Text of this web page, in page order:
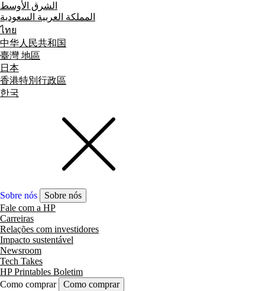
الشرق الأوسط
المملكة العربية السعودية
ไทย
中华人民共和国
臺灣 地區
日本
香港特別行政區
한국
Sobre nós
Sobre nós
Fale com a HP
Carreiras
Relações com investidores
Impacto sustentável
Newsroom
Tech Takes
HP Printables Boletim
Como comprar
Como comprar